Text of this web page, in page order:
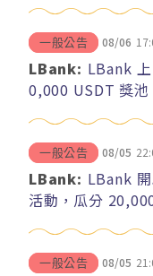
一般公告 08/06
LBank: LBank
0,000 USDT 獎池
一般公告 08/05
LBank: LBank
活動，瓜分
一般公告 08/05